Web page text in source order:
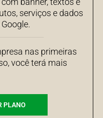
serviços e dados
nas primeiras
você terá mais
PLANO